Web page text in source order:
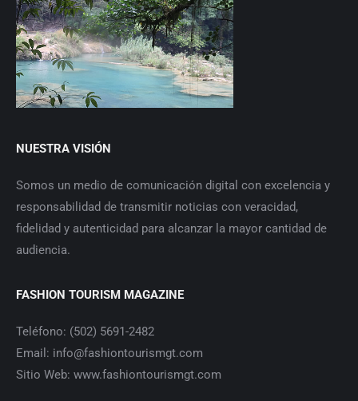
NUESTRA VISIÓN
Somos un medio de comunicación digital con excelencia y
responsabilidad de transmitir noticias con veracidad,
fidelidad y autenticidad para alcanzar la mayor cantidad de
audiencia.
FASHION TOURISM MAGAZINE
Teléfono: (502) 5691-2482
Email: info@fashiontourismgt.com
Sitio Web: www.fashiontourismgt.com